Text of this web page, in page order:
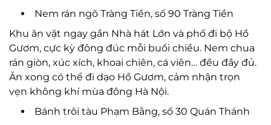
Nem rán ngõ Tràng Tiền, số 90 Tràng Tiền
Khu ăn vặt ngay gần Nhà hát Lớn và phố đi bộ Hồ
Gươm, cực kỳ đông đúc mỗi buổi chiều. Nem chua
rán giòn, xúc xích, khoai chiên, cá viên… đều đầy đủ.
Ăn xong có thể đi dạo Hồ Gươm, cảm nhận trọn
vẹn không khí mùa đông Hà Nội.
Bánh trôi tàu Phạm Bằng, số 30 Quán Thánh